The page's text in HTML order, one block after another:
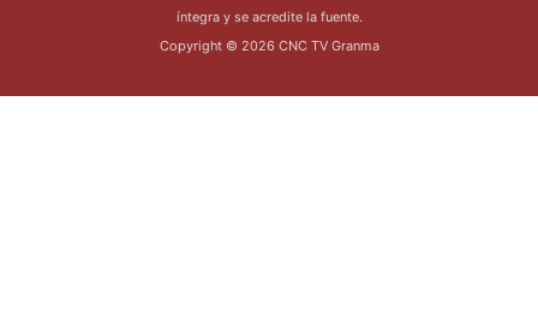
íntegra y se acredite la fuente.
Copyright © 2026 CNC TV Granma